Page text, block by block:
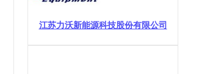
江苏力沃新能源科技股份有限公司